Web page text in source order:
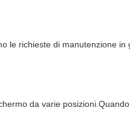
le richieste di manutenzione in
da varie